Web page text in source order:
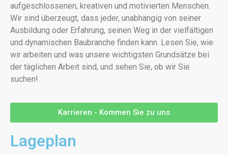
aufgeschlossenen, kreativen und motivierten Menschen.
Wir sind überzeugt, dass jeder, unabhängig von seiner
Ausbildung oder Erfahrung, seinen Weg in der vielfältigen
und dynamischen Baubranche finden kann. Lesen Sie, wie
wir arbeiten und was unsere wichtigsten Grundsätze bei
der täglichen Arbeit sind, und sehen Sie, ob wir Sie
suchen!
Karrieren - Kommen Sie zu uns
Lageplan